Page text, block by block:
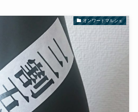
オンワードマルシェ